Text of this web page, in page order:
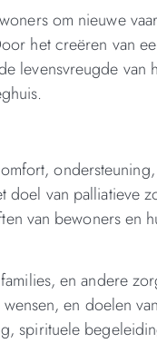
om nieuwe
het creëren van
levensvreugde van
van palliatieve
van bewoners en
en andere
en doelen
spirituele